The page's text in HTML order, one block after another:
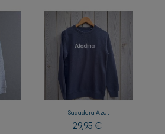
Sudadera Azul
Precio
29,95 €